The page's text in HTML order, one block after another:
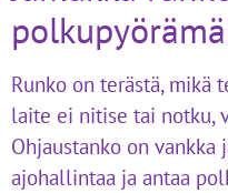
Runko on terästä, mikä
laite ei nitise tai notku,
Ohjaustanko on vankka
ajohallintaa ja antaa